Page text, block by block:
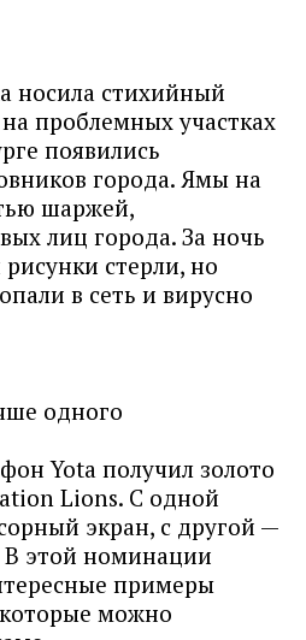
носила стихийный
проблемных участках
появились
города. Ямы на
шаржей,
лиц города. За ночь
стерли, но
в сеть и вирусно
одного
Yota получил золото
Lions. С одной
экран, с другой —
В этой номинации
примеры
можно